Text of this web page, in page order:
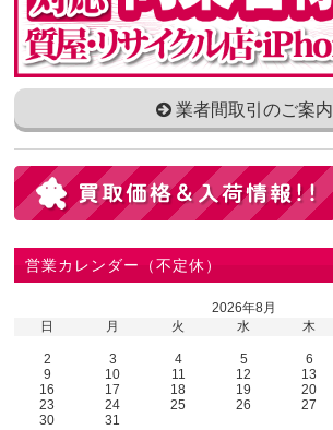
業者間取引のご案内
営業カレンダー（不定休）
2026年8月
日
月 火 水 木
2
3 4 5 6
9
10 11 12 13
16
17 18 19 20
23
24 25 26 27
30
31